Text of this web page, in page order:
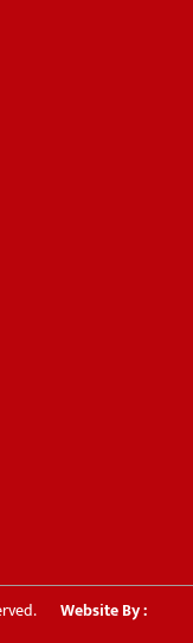
Website By :